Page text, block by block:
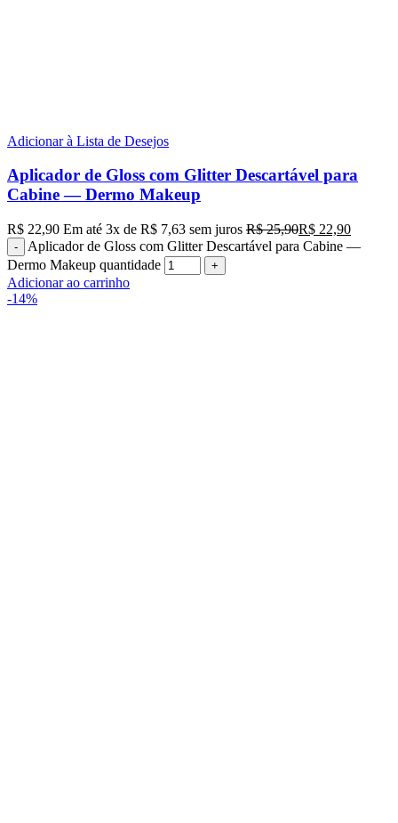
Adicionar à Lista de Desejos
Aplicador de Gloss com Glitter Descartável para
Cabine — Dermo Makeup
R$ 22,90 Em até 3x de R$ 7,63 sem juros R$25,90R$ 22,90
Aplicador de Gloss com Glitter Descartável para Cabine —
Dermo Makeup quantidade
Adicionar ao carrinho
-14%